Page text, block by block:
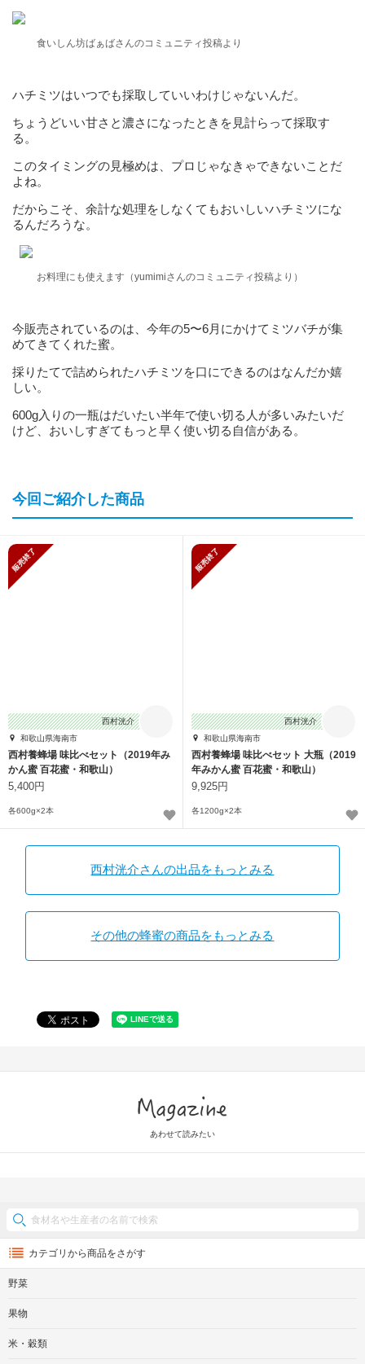
食いしん坊ばぁばさんのコミュニティ投稿より
ハチミツはいつでも採取していいわけじゃないんだ。
ちょうどいい甘さと濃さになったときを見計らって採取す
る。
このタイミングの見極めは、プロじゃなきゃできないことだ
よね。
だからこそ、余計な処理をしなくてもおいしいハチミツにな
るんだろうな。
お料理にも使えます（yumimiさんのコミュニティ投稿より）
今販売されているのは、今年の5〜6月にかけてミツバチが集
めてきてくれた蜜。
採りたてで詰められたハチミツを口にできるのはなんだか嬉
しい。
600g入りの一瓶はだいたい半年で使い切る人が多いみたいだ
けど、おいしすぎてもっと早く使い切る自信がある。
今回ご紹介した商品
西村洸介
和歌山県海南市
西村養蜂場 味比べセット（2019年み
かん蜜 百花蜜・和歌山）
5,400円
各600g×2本
西村洸介
和歌山県海南市
西村養蜂場 味比べセット 大瓶（2019
年みかん蜜 百花蜜・和歌山）
9,925円
各1200g×2本
西村洸介さんの出品をもっとみる
その他の蜂蜜の商品をもっとみる
あわせて読みたい
カテゴリから商品をさがす
野菜
果物
米・穀類